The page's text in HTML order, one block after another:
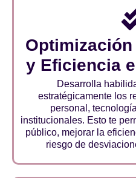
y Eficiencia
Desarrolla
estratégicamente los
personal,
institucionales. Esto te
público, mejorar la
riesgo de